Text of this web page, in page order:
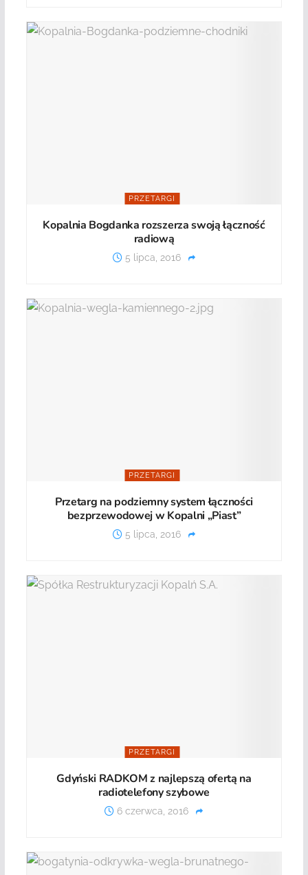
PRZETARGI
Kopalnia Bogdanka rozszerza swoją łączność
radiową
5 lipca, 2016
PRZETARGI
Przetarg na podziemny system łączności
bezprzewodowej w Kopalni „Piast”
5 lipca, 2016
PRZETARGI
Gdyński RADKOM z najlepszą ofertą na
radiotelefony szybowe
6 czerwca, 2016